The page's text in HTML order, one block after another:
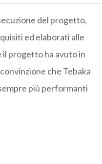
del progetto,
ed elaborati alle
il progetto ha avuto in
che Tebaka
più performanti